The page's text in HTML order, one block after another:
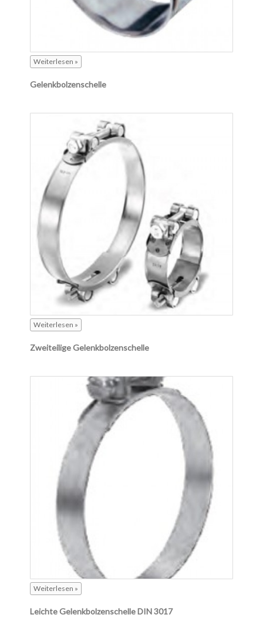
Weiterlesen »
Gelenkbolzenschelle
Weiterlesen »
Zweiteilige Gelenkbolzenschelle
Weiterlesen »
Leichte Gelenkbolzenschelle DIN 3017